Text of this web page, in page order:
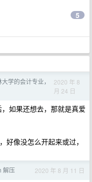
5
学的会计专业，
2020 年 8
月 24 日
如果还想去，那就是真爱
好像没怎么开起来或过，
解压 2020 年 8 月 11 日